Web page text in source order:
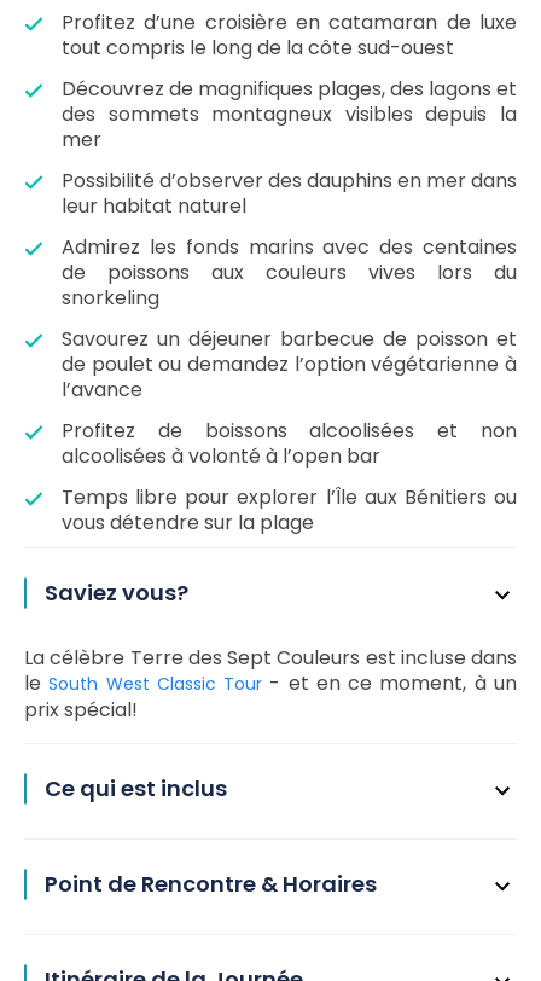
Profitez d’une croisière en catamaran de luxe
tout compris le long de la côte sud-ouest
Découvrez de magnifiques plages, des lagons et
des sommets montagneux visibles depuis la
mer
Possibilité d’observer des dauphins en mer dans
leur habitat naturel
Admirez les fonds marins avec des centaines
de poissons aux couleurs vives lors du
snorkeling
Savourez un déjeuner barbecue de poisson et
de poulet ou demandez l’option végétarienne à
l’avance
Profitez de boissons alcoolisées et non
alcoolisées à volonté à l’open bar
Temps libre pour explorer l’Île aux Bénitiers ou
vous détendre sur la plage
Saviez vous?
La célèbre Terre des Sept Couleurs est incluse dans
leSouth West Classic Tour - et en ce moment, à un
prix spécial!
Ce qui est inclus
Point de Rencontre & Horaires